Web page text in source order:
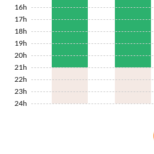
16h
17h
18h
19h
20h
21h
22h
23h
24h